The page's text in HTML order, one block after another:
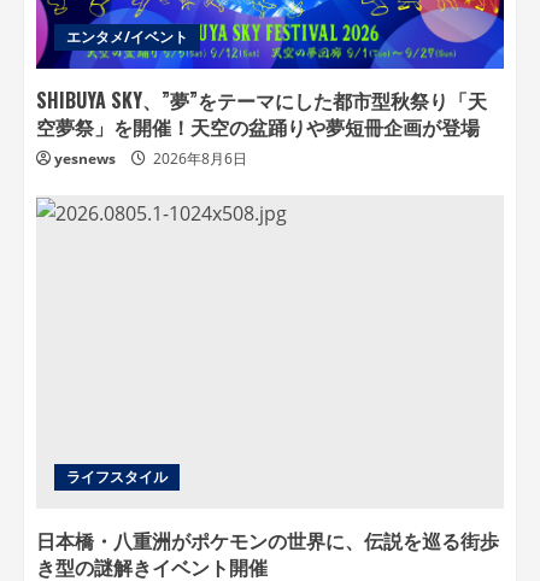
エンタメ/イベント
SHIBUYA SKY、”夢”をテーマにした都市型秋祭り「天
空夢祭」を開催！天空の盆踊りや夢短冊企画が登場
yesnews 2026年8月6日
ライフスタイル
日本橋・八重洲がポケモンの世界に、伝説を巡る街歩
き型の謎解きイベント開催